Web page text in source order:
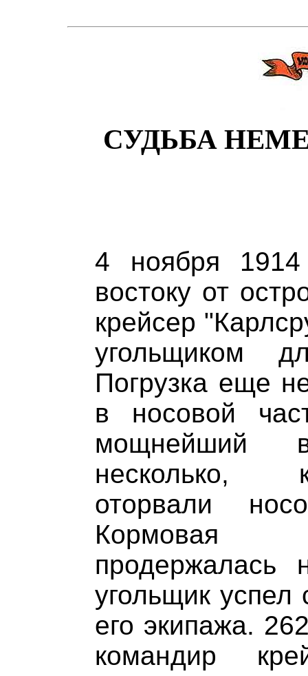
СУДЬБА
4 ноября
востоку от
крейсер
угольщиком
Погрузка еще
в носовой
мощнейший
несколько,
оторвали
Кормовая
угольщик успел
его экипажа.
командир